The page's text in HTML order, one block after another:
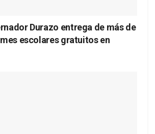
Durazo entrega de más de
escolares gratuitos en